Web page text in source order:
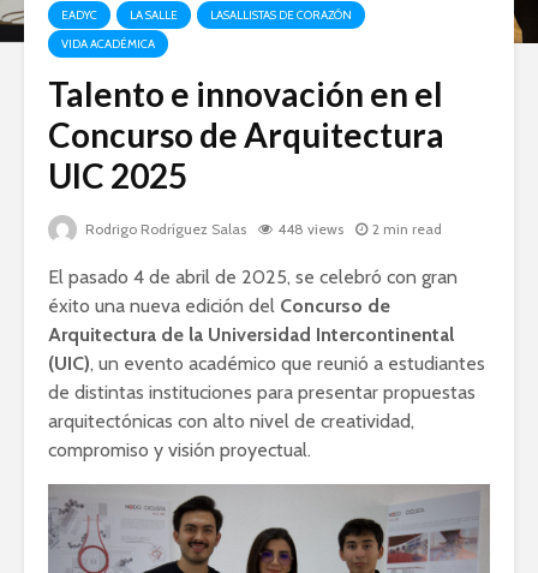
EADYC LA SALLE
LASALLISTAS DE CORAZÓN
VIDA ACADÉMICA
Talento e innovación en el
Concurso de Arquitectura
UIC 2025
Rodrigo Rodríguez Salas 448 views 2 min read
El pasado 4 de abril de 2025, se celebró con gran
éxito una nueva edición del Concurso de
Arquitectura de la Universidad Intercontinental
(UIC), un evento académico que reunió a estudiantes
de distintas instituciones para presentar propuestas
arquitectónicas con alto nivel de creatividad,
compromiso y visión proyectual.